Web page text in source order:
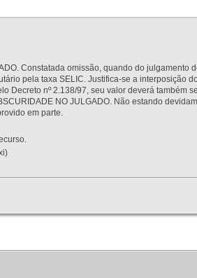
Constatada omissão, quando do
pela taxa SELIC. Justifica-se a interposição
nº 2.138/97, seu valor deverá também
NO JULGADO. Não estando
em parte.